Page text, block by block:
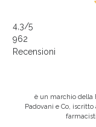
4,3/5
962
Recensioni
è un marchio della
Padovani e Co,